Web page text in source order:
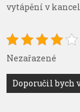
vytápění v
Nezařazené
Navigace
Doporučil bych